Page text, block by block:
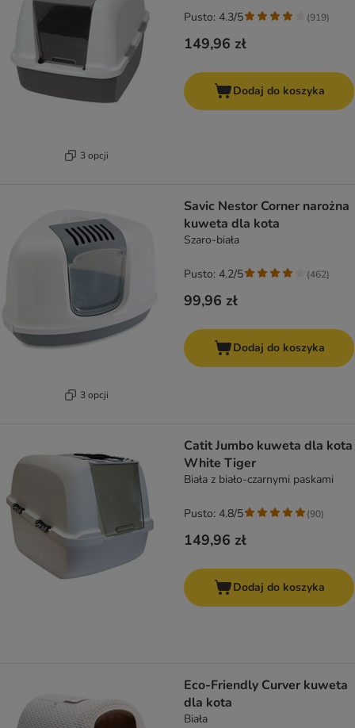
3 opcji
149,96 zł
Pusto: 4.3/5 (919)
Dodaj do koszyka
3 opcji
Savic Nestor Corner narożna
kuweta dla kota
Szaro-biała
99,96 zł
Pusto: 4.2/5 (462)
Dodaj do koszyka
Catit Jumbo kuweta dla kota
White Tiger
Biała z biało-czarnymi paskami
149,96 zł
Pusto: 4.8/5 (90)
Dodaj do koszyka
Eco-Friendly Curver kuweta
dla kota
Biała